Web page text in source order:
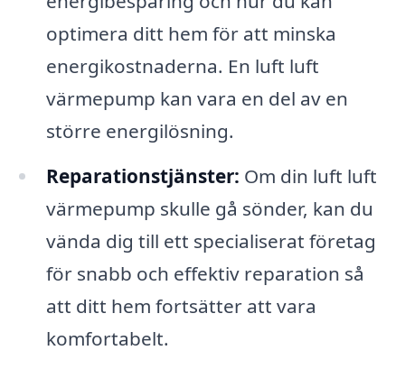
optimera ditt hem för att minska
energikostnaderna. En luft luft
värmepump kan vara en del av en
större energilösning.
Reparationstjänster: Om din luft luft
värmepump skulle gå sönder, kan du
vända dig till ett specialiserat företag
för snabb och effektiv reparation så
att ditt hem fortsätter att vara
komfortabelt.